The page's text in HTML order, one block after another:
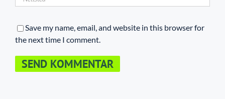
Save my name, email, and website in this browser for
the next time I comment.